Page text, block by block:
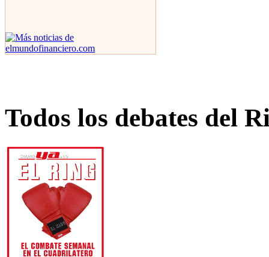
Todos los debates del